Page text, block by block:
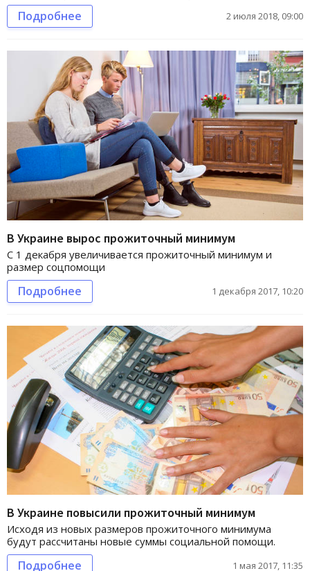
Подробнее 2 июля 2018, 09:00
В Украине вырос прожиточный минимум
С 1 декабря увеличивается прожиточный минимум и
размер соцпомощи
Подробнее 1 декабря 2017, 10:20
В Украине повысили прожиточный минимум
Исходя из новых размеров прожиточного минимума
будут рассчитаны новые суммы социальной помощи.
Подробнее 1 мая 2017, 11:35